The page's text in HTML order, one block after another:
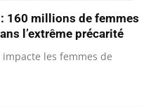
160 millions de femmes
l’extrême précarité
impacte les femmes de